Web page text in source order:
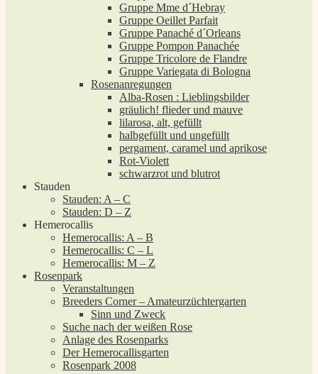
Gruppe Mme d´Hebray
Gruppe Oeillet Parfait
Gruppe Panaché d´Orleans
Gruppe Pompon Panachée
Gruppe Tricolore de Flandre
Gruppe Variegata di Bologna
Rosenanregungen
Alba-Rosen : Lieblingsbilder
gräulich! flieder und mauve
lilarosa, alt, gefüllt
halbgefüllt und ungefüllt
pergament, caramel und aprikose
Rot-Violett
schwarzrot und blutrot
Stauden
Stauden: A – C
Stauden: D – Z
Hemerocallis
Hemerocallis: A – B
Hemerocallis: C – L
Hemerocallis: M – Z
Rosenpark
Veranstaltungen
Breeders Corner – Amateurzüchtergarten
Sinn und Zweck
Suche nach der weißen Rose
Anlage des Rosenparks
Der Hemerocallisgarten
Rosenpark 2008